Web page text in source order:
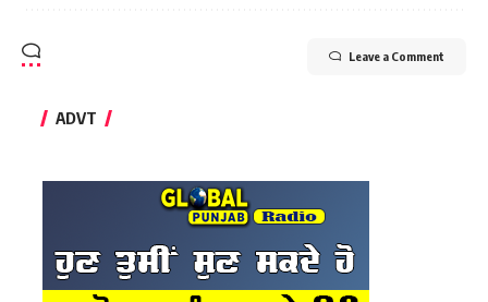
Leave a Comment
ADVT